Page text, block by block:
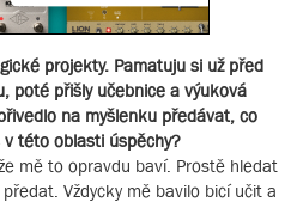
projekty. Pamatuju si už před
poté přišly učebnice a výuková
na myšlenku předávat, co
této oblasti úspěchy?
mě to opravdu baví. Prostě hledat
Vždycky mě bavilo bicí učit a